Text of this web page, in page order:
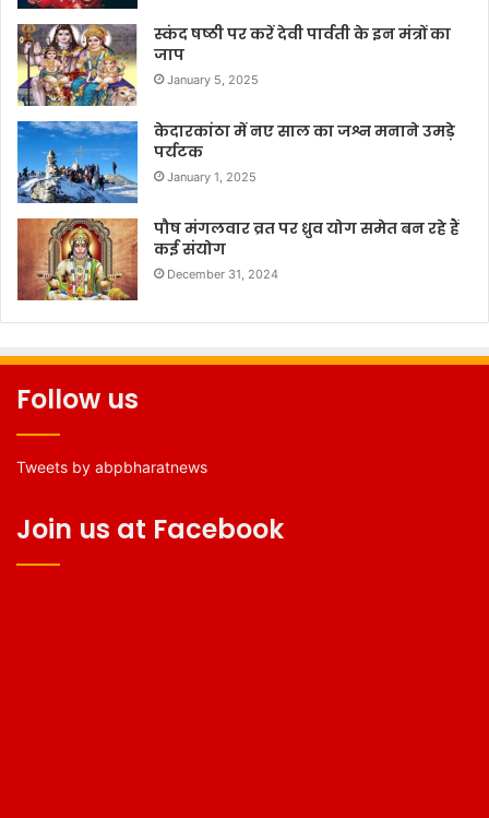
स्कंद षष्ठी पर करें देवी पार्वती के इन मंत्रों का
जाप
January 5, 2025
केदारकांठा में नए साल का जश्न मनाने उमड़े
पर्यटक
January 1, 2025
पौष मंगलवार व्रत पर ध्रुव योग समेत बन रहे हैं
कई संयोग
December 31, 2024
Follow us
Tweets by abpbharatnews
Join us at Facebook